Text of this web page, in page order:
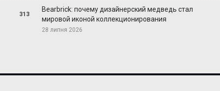
313
Bearbrick: почему дизайнерский медведь стал
мировой иконой коллекционирования
28 липня 2026